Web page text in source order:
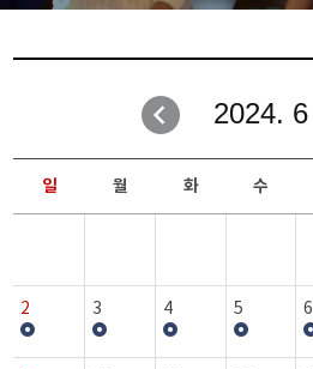
2024. 6
일 월 화 수
2 3 4 5 6